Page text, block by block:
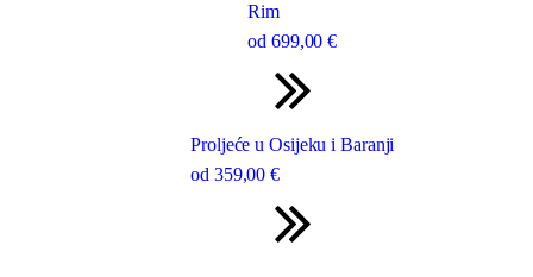
Rim
od 699,00 €
Proljeće u Osijeku i Baranji
od 359,00 €